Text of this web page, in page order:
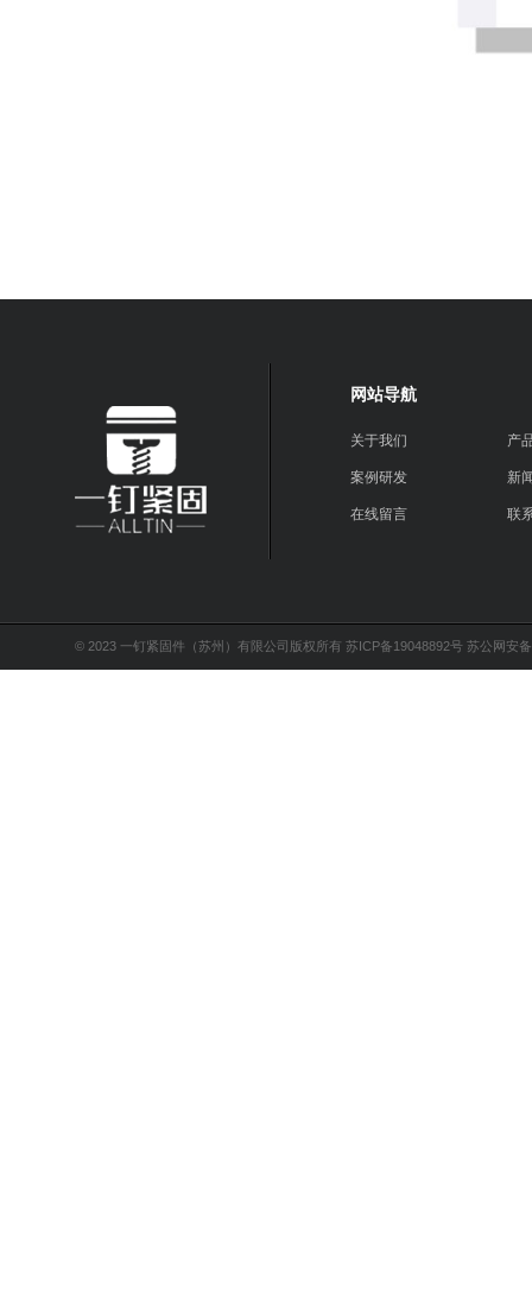
网站导航
关于我们 产
案例研发 新
在线留言 联
© 2023 一钉紧固件（苏州）有限公司版权所有 苏ICP备19048892号 苏公网安